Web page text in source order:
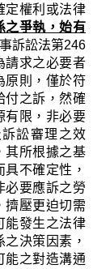
定權利或法律
之爭執，始有
訴訟法第246
請求之必要者
原則，僅於符
付之訴，然確
有限，非必要
訟審理之效
其所根據之基
不確定性，
必要應訴之勞
擠壓更迫切需
能發生之法律
決策因素，
能之對造溝通